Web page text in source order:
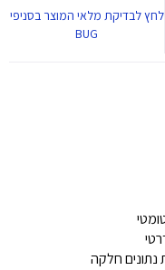
לחץלבדיקת מלאי המוצר בסניפי
BUG